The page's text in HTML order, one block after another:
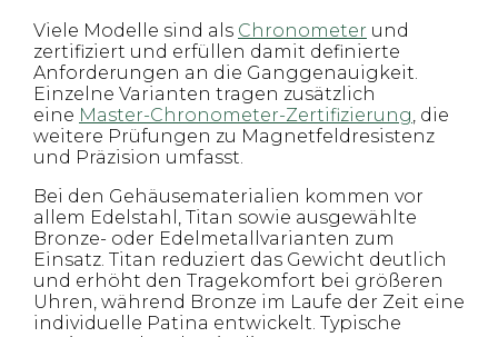
Viele Modelle sind als Chronometer und
zertifiziert und erfüllen damit definierte
Anforderungen an die Ganggenauigkeit.
Einzelne Varianten tragen zusätzlich
eine Master-Chronometer-Zertifizierung, die
weitere Prüfungen zu Magnetfeldresistenz
und Präzision umfasst.
Bei den Gehäusematerialien kommen vor
allem Edelstahl, Titan sowie ausgewählte
Bronze- oder Edelmetallvarianten zum
Einsatz. Titan reduziert das Gewicht deutlich
und erhöht den Tragekomfort bei größeren
Uhren, während Bronze im Laufe der Zeit eine
individuelle Patina entwickelt. Typische